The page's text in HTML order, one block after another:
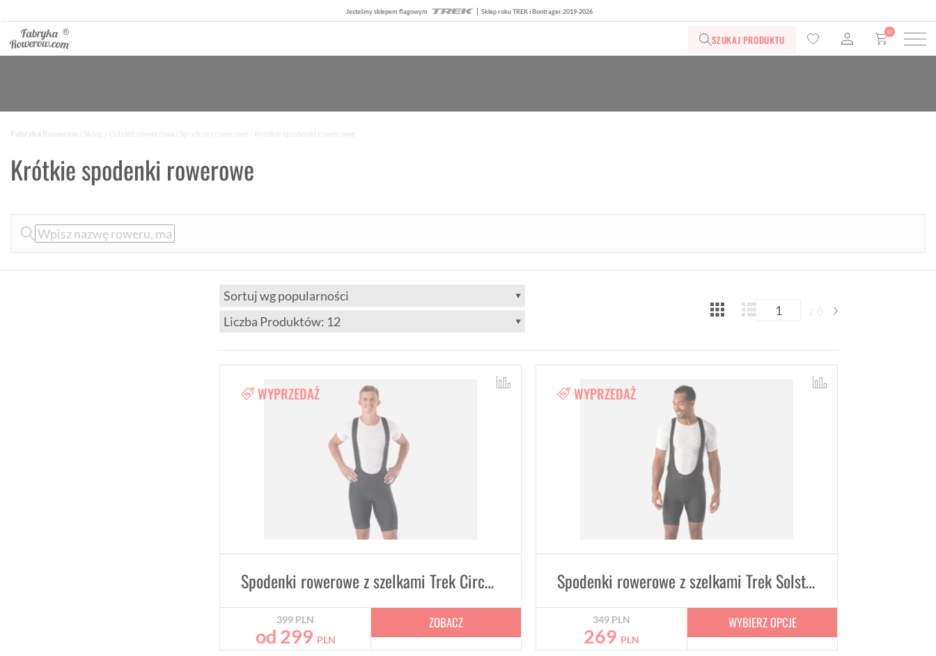
Jesteśmy sklepem flagowym Sklep roku TREK i Bontrager 2019-2026
SZUKAJ PRODUKTU
0
Krótkie spodenki rowerowe
Fabryka Rowerów Sklep Odzież rowerowa Spodnie rowerowe / Krótkie spodenki rowerowe
WYPRZEDAŻ
Spodenki rowerowe z szelkami Trek Circuit - Czarne
399 PLN
od 299 PLN
ZOBACZ
WYPRZEDAŻ
Spodenki rowerowe z szelkami Trek Solstice - Czarne
349 PLN
269 PLN
WYBIERZ OPCJE